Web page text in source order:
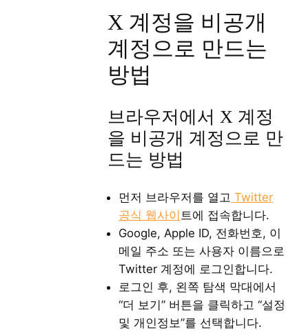
X 계정을 비공개
계정으로 만드는
방법
브라우저에서 X 계정
을 비공개 계정으로 만
드는 방법
먼저 브라우저를 열고 Twitter
공식 웹사이 트에 접속합니다.
Google, Apple ID, 전화번호, 이
메일 주소 또는 사용자 이름으로
Twitter 계정에 로그인합니다.
로그인 후, 왼쪽 탐색 막대에서
“더 보기” 버튼을 클릭하고 “설정
및 개인정보”를 선택합니다.